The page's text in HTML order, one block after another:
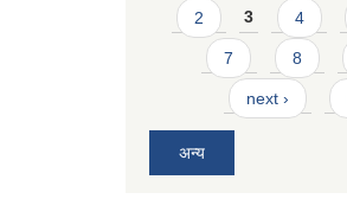
2 3 4
7 8
next ›
अन्य